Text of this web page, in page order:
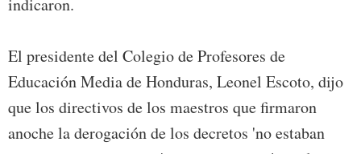
indicaron.
El presidente del Colegio de Profesores de
Educación Media de Honduras, Leonel Escoto, dijo
que los directivos de los maestros que firmaron
anoche la derogación de los decretos 'no estaban